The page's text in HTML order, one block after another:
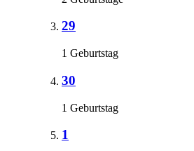
29
1 Geburtstag
30
1 Geburtstag
1